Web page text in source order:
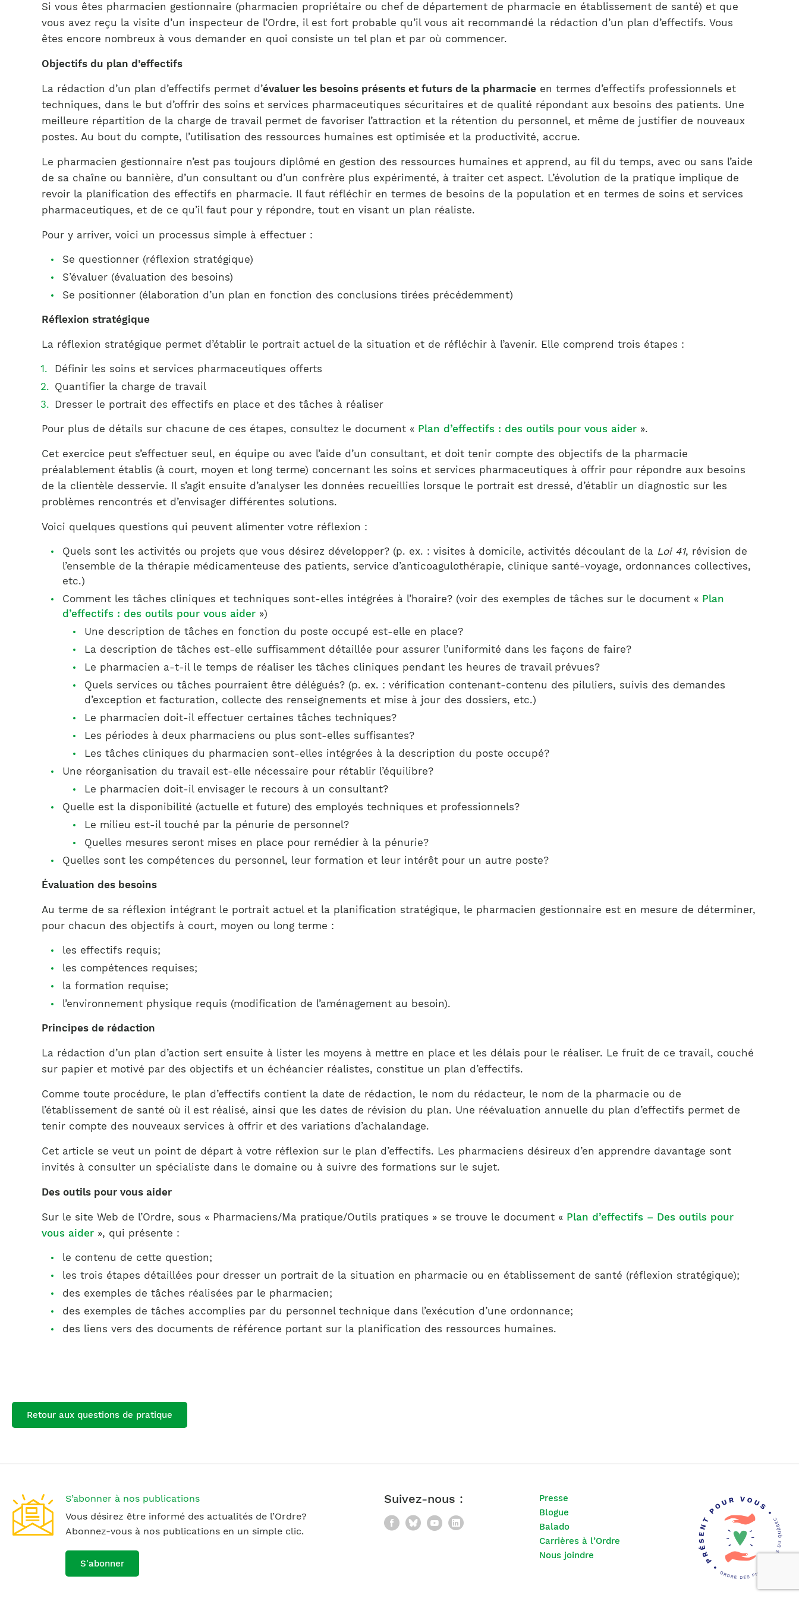
France)
Notre équipe
Si vous êtes pharmacien gestionnaire (pharmacien propriétaire ou chef de département de pharmacie en établissement de santé) et que
vous avez reçu la visite d’un inspecteur de l’Ordre, il est fort probable qu’il vous ait recommandé la rédaction d’un plan d’effectifs. Vous
êtes encore nombreux à vous demander en quoi consiste un tel plan et par où commencer.
Objectifs du plan d’effectifs
La rédaction d’un plan d’effectifs permet d’évaluer les besoins présents et futurs de la pharmacie en termes d’effectifs professionnels et
techniques, dans le but d’offrir des soins et services pharmaceutiques sécuritaires et de qualité répondant aux besoins des patients. Une
meilleure répartition de la charge de travail permet de favoriser l’attraction et la rétention du personnel, et même de justifier de nouveaux
postes. Au bout du compte, l’utilisation des ressources humaines est optimisée et la productivité, accrue.
Le pharmacien gestionnaire n’est pas toujours diplômé en gestion des ressources humaines et apprend, au fil du temps, avec ou sans l’aide
de sa chaîne ou bannière, d’un consultant ou d’un confrère plus expérimenté, à traiter cet aspect. L’évolution de la pratique implique de
revoir la planification des effectifs en pharmacie. Il faut réfléchir en termes de besoins de la population et en termes de soins et services
pharmaceutiques, et de ce qu’il faut pour y répondre, tout en visant un plan réaliste.
Pour y arriver, voici un processus simple à effectuer :
Se questionner (réflexion stratégique)
S’évaluer (évaluation des besoins)
Se positionner (élaboration d’un plan en fonction des conclusions tirées précédemment)
Réflexion stratégique
La réflexion stratégique permet d’établir le portrait actuel de la situation et de réfléchir à l’avenir. Elle comprend trois étapes :
Définir les soins et services pharmaceutiques offerts
Quantifier la charge de travail
Dresser le portrait des effectifs en place et des tâches à réaliser
Pour plus de détails sur chacune de ces étapes, consultez le document « Plan d’effectifs : des outils pour vous aider ».
Cet exercice peut s’effectuer seul, en équipe ou avec l’aide d’un consultant, et doit tenir compte des objectifs de la pharmacie
préalablement établis (à court, moyen et long terme) concernant les soins et services pharmaceutiques à offrir pour répondre aux besoins
de la clientèle desservie. Il s’agit ensuite d’analyser les données recueillies lorsque le portrait est dressé, d’établir un diagnostic sur les
problèmes rencontrés et d’envisager différentes solutions.
Voici quelques questions qui peuvent alimenter votre réflexion :
Quels sont les activités ou projets que vous désirez développer? (p. ex. : visites à domicile, activités découlant de la Loi 41, révision de
l’ensemble de la thérapie médicamenteuse des patients, service d’anticoagulothérapie, clinique santé-voyage, ordonnances collectives,
etc.)
Comment les tâches cliniques et techniques sont-elles intégrées à l’horaire? (voir des exemples de tâches sur le document « Plan
d’effectifs : des outils pour vous aider »)
Une description de tâches en fonction du poste occupé est-elle en place?
La description de tâches est-elle suffisamment détaillée pour assurer l’uniformité dans les façons de faire?
Le pharmacien a-t-il le temps de réaliser les tâches cliniques pendant les heures de travail prévues?
Quels services ou tâches pourraient être délégués? (p. ex. : vérification contenant-contenu des piluliers, suivis des demandes
d’exception et facturation, collecte des renseignements et mise à jour des dossiers, etc.)
Le pharmacien doit-il effectuer certaines tâches techniques?
Les périodes à deux pharmaciens ou plus sont-elles suffisantes?
Les tâches cliniques du pharmacien sont-elles intégrées à la description du poste occupé?
Une réorganisation du travail est-elle nécessaire pour rétablir l’équilibre?
Le pharmacien doit-il envisager le recours à un consultant?
Quelle est la disponibilité (actuelle et future) des employés techniques et professionnels?
Le milieu est-il touché par la pénurie de personnel?
Quelles mesures seront mises en place pour remédier à la pénurie?
Quelles sont les compétences du personnel, leur formation et leur intérêt pour un autre poste?
Évaluation des besoins
Au terme de sa réflexion intégrant le portrait actuel et la planification stratégique, le pharmacien gestionnaire est en mesure de déterminer,
pour chacun des objectifs à court, moyen ou long terme :
les effectifs requis;
les compétences requises;
la formation requise;
l’environnement physique requis (modification de l’aménagement au besoin).
Principes de rédaction
La rédaction d’un plan d’action sert ensuite à lister les moyens à mettre en place et les délais pour le réaliser. Le fruit de ce travail, couché
sur papier et motivé par des objectifs et un échéancier réalistes, constitue un plan d’effectifs.
Comme toute procédure, le plan d’effectifs contient la date de rédaction, le nom du rédacteur, le nom de la pharmacie ou de
l’établissement de santé où il est réalisé, ainsi que les dates de révision du plan. Une réévaluation annuelle du plan d’effectifs permet de
tenir compte des nouveaux services à offrir et des variations d’achalandage.
Cet article se veut un point de départ à votre réflexion sur le plan d’effectifs. Les pharmaciens désireux d’en apprendre davantage sont
invités à consulter un spécialiste dans le domaine ou à suivre des formations sur le sujet.
Des outils pour vous aider
Sur le site Web de l’Ordre, sous « Pharmaciens/Ma pratique/Outils pratiques » se trouve le document « Plan d’effectifs – Des outils pour
vous aider », qui présente :
le contenu de cette question;
les trois étapes détaillées pour dresser un portrait de la situation en pharmacie ou en établissement de santé (réflexion stratégique);
des exemples de tâches réalisées par le pharmacien;
des exemples de tâches accomplies par du personnel technique dans l’exécution d’une ordonnance;
des liens vers des documents de référence portant sur la planification des ressources humaines.
Retour aux questions de pratique
S’abonner à nos publications
Vous désirez être informé des actualités de l’Ordre?
Abonnez-vous à nos publications en un simple clic.
S'abonner
Suivez-nous :
Facebook
BlueskyYouTube
LinkedIn
Presse
Blogue
Balado
Carrières à l’Ordre
Nous joindre